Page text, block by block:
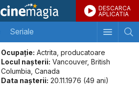
DESCARCA
APLICATIA
Seriale
Ocupație: Actrita, producatoare
Locul naşterii: Vancouver, British
Columbia, Canada
Data naşterii: 20.11.1976 (49 ani)